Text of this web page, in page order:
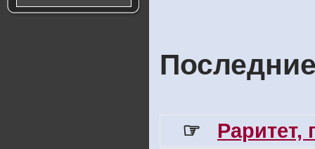
☞ Раритет,